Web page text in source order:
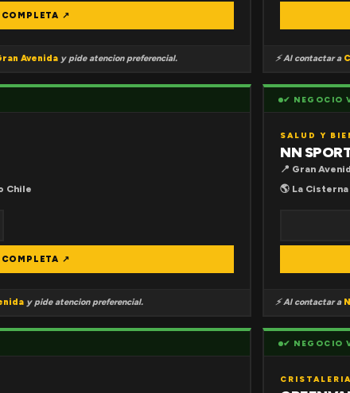
↗
Avenida y pide atencion preferencial. ⚡ Al contactar a
Chile
↗
y pide atencion preferencial.
✔ NEGOCIO
SALUD Y
NN
📍 Gran
🌎 La
⚡ Al contactar a
✔ NEGOCIO